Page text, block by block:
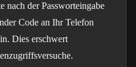
nach der Passworteingabe
Code an Ihr Telefon
Dies erschwert